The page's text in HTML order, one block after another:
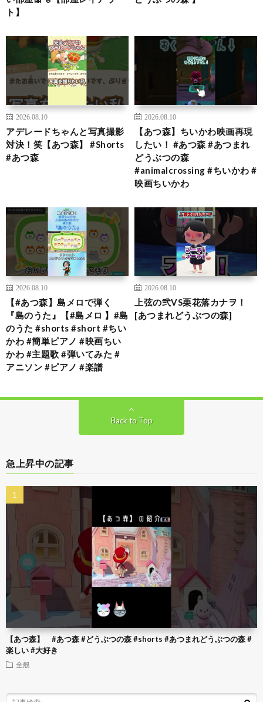
ト】
2026.08.10
アデレードちゃんと写真撮影
対決！笑【あつ森】 #Shorts
#あつ森
2026.08.10
【あつ森】ちいかわ映画再現
したい！ #あつ森 #あつまれ
どうぶつの森
#animalcrossing #ちいかわ #
映画ちいかわ
2026.08.10
【#あつ森】島メロで弾く
『島のうた』【#島メロ 】#島
のうた #shorts #short #ちい
かわ #簡単ピアノ #映画ちい
かわ #主題歌 #弾いてみた #
アニソン #ピアノ #楽譜
2026.08.10
上弦の弐VS栗花落カナヲ！
[あつまれどうぶつの森]
Back to Top
急上昇中の記事
【あつ森】 #あつ森 #どうぶつの森 #shorts #あつまれどうぶつの森 #
楽しい #大好き
全般